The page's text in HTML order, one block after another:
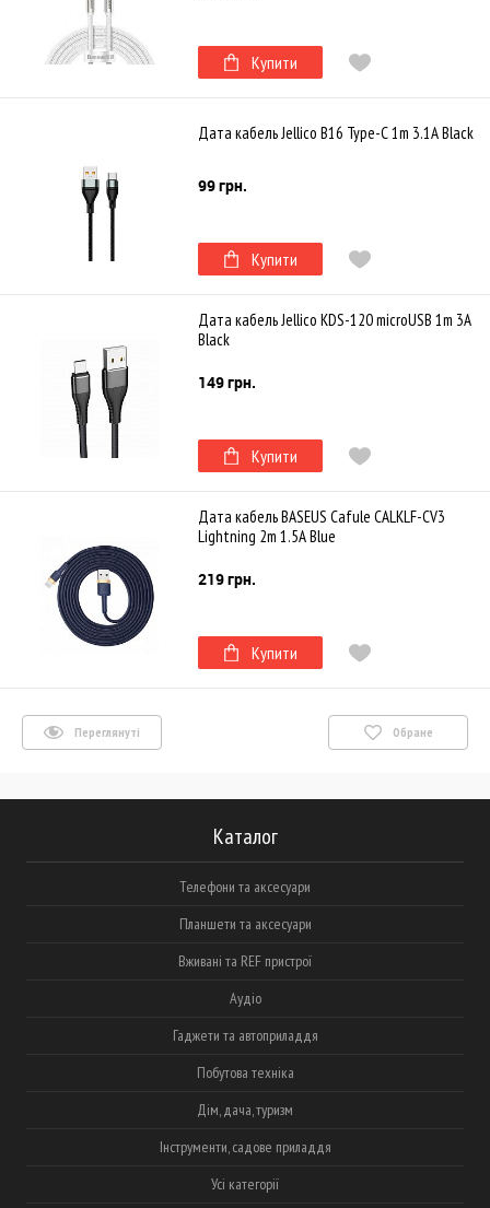
Купити
Дата кабель Jellico B16 Type-C 1m 3.1A Black
99 грн.
Купити
Дата кабель Jellico KDS-120 microUSB 1m 3A
Black
149 грн.
Купити
Дата кабель BASEUS Cafule CALKLF-CV3
Lightning 2m 1.5A Blue
219 грн.
Купити
Переглянуті Обране
Каталог
Телефони та аксесуари
Планшети та аксесуари
Вживані та REF пристрої
Аудіо
Гаджети та автоприладдя
Побутова техніка
Дім, дача, туризм
Інструменти, садове приладдя
Усі категорії